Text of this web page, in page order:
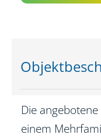
Die
einem